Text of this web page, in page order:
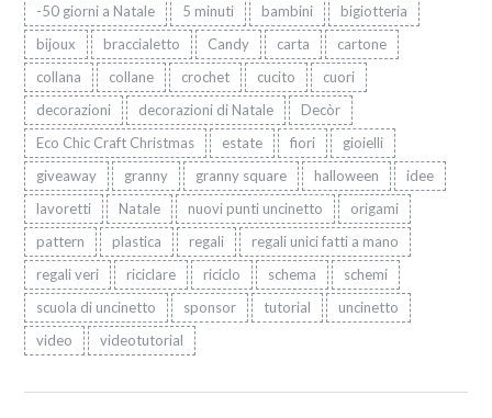
-50 giorni a Natale 5 minuti bambini
bigiotteria
bijoux
braccialetto Candy carta
cartone
collana
collane crochet cucito
cuori
decorazioni
decorazioni di Natale
Decòr
Eco Chic Craft Christmas
estate fiori
gioielli
giveaway
granny granny square halloween
idee
lavoretti
Natale nuovi punti uncinetto
origami
pattern
plastica regali
regali unici fatti a mano
regali veri
riciclare riciclo schema
schemi
scuola di uncinetto
sponsor tutorial
uncinetto
video
videotutorial